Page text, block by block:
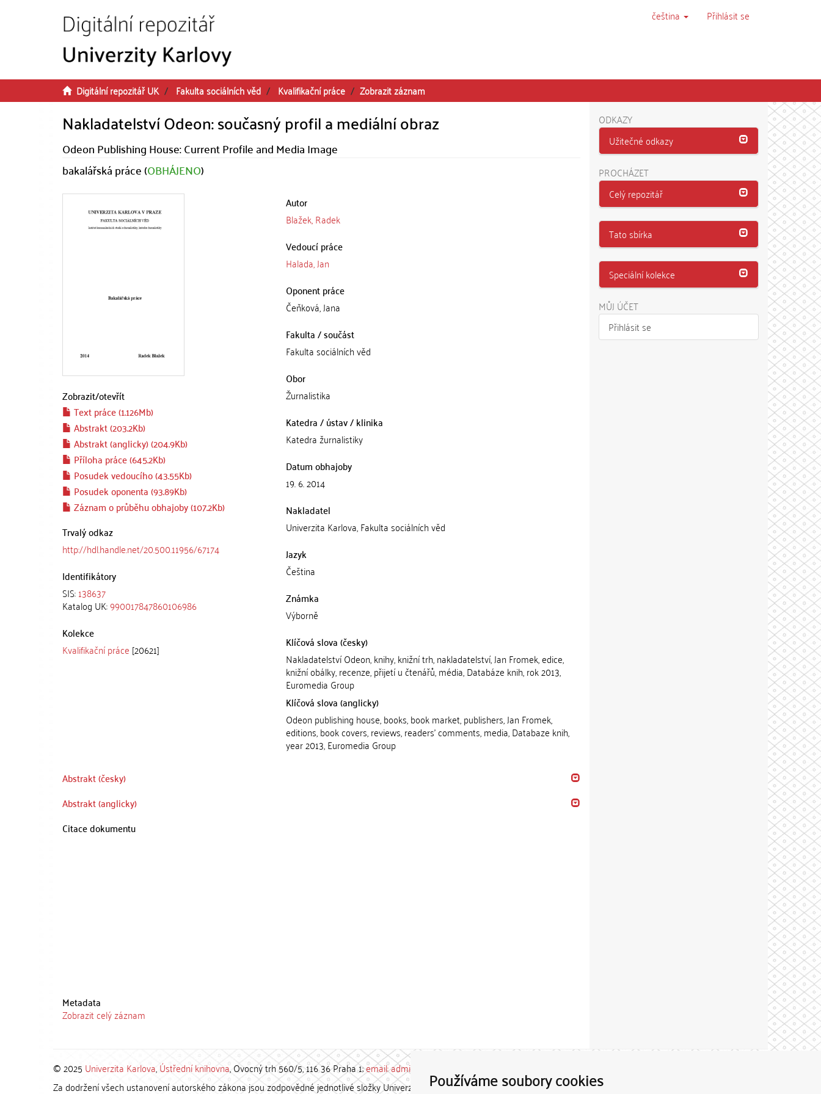
Používáme soubory cookies
čeština Přihlásit se
Digitální repozitář UK Fakulta sociálních věd Kvalifikační práce Zobrazit záznam
Nakladatelství Odeon: současný profil a mediální obraz
Odeon Publishing House: Current Profile and Media Image
bakalářská práce (OBHÁJENO)
Zobrazit/otevřít
Text práce (1.126Mb)
Abstrakt (203.2Kb)
Abstrakt (anglicky) (204.9Kb)
Příloha práce (645.2Kb)
Posudek vedoucího (43.55Kb)
Posudek oponenta (93.89Kb)
Záznam o průběhu obhajoby (107.2Kb)
Trvalý odkaz
http://hdl.handle.net/20.500.11956/67174
Identifikátory
SIS:138637
Katalog UK:990017847860106986
Kolekce
Kvalifikační práce [20621]
Autor
Blažek, Radek
Vedoucí práce
Halada, Jan
Oponent práce
Čeňková, Jana
Fakulta / součást
Fakulta sociálních věd
Obor
Žurnalistika
Katedra / ústav / klinika
Katedra žurnalistiky
Datum obhajoby
19. 6. 2014
Nakladatel
Univerzita Karlova, Fakulta sociálních věd
Jazyk
Čeština
Známka
Výborně
Klíčová slova (česky)
Nakladatelství Odeon, knihy, knižní trh, nakladatelství, Jan Fromek, edice,
knižní obálky, recenze, přijetí u čtenářů, média, Databáze knih, rok 2013,
Euromedia Group
Klíčová slova (anglicky)
Odeon publishing house, books, book market, publishers, Jan Fromek,
editions, book covers, reviews, readers' comments, media, Databaze knih,
year 2013, Euromedia Group
Abstrakt (česky)
Abstrakt (anglicky)
Citace dokumentu
Metadata
Zobrazit celý záznam
ODKAZY
Užitečné odkazy
PROCHÁZET
Celý repozitář
Tato sbírka
Speciální kolekce
MŮJ ÚČET
Přihlásit se
© 2025 Univerzita Karlova,Ústřední knihovna, Ovocný trh 560/5, 116 36 Praha 1;email: admin-repozitar [at] cuni.cz
Za dodržení všech ustanovení autorského zákona jsou zodpovědné jednotlivé složky Univerzity Karlovy. / Each constituent